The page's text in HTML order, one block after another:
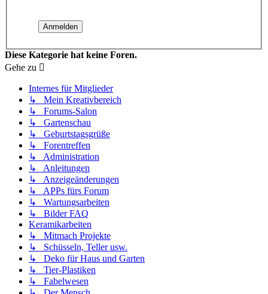
Diese Kategorie hat keine Foren.
Gehe zu
Internes für Mitglieder
↳ Mein Kreativbereich
↳ Forums-Salon
↳ Gartenschau
↳ Geburtstagsgrüße
↳ Forentreffen
↳ Administration
↳ Anleitungen
↳ Anzeigeänderungen
↳ APPs fürs Forum
↳ Wartungsarbeiten
↳ Bilder FAQ
Keramikarbeiten
↳ Mitmach Projekte
↳ Schüsseln, Teller usw.
↳ Deko für Haus und Garten
↳ Tier-Plastiken
↳ Fabelwesen